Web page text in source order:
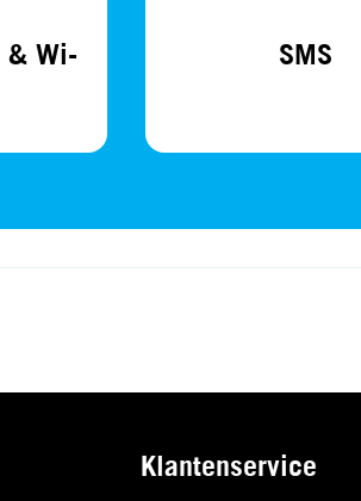
& Wi-
SMS
Klantenservice